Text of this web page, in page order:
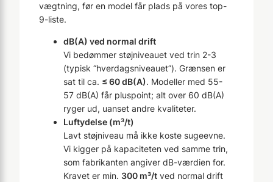
vægtning, før en model får plads på vores top-
9-liste.
dB(A) ved normal drift
Vi bedømmer støjniveauet ved trin 2-3
(typisk “hverdagsniveauet”). Grænsen er
sat til ca. ≤ 60 dB(A). Modeller med 55-
57 dB(A) får pluspoint; alt over 60 dB(A)
ryger ud, uanset andre kvaliteter.
Luftydelse (m³/t)
Lavt støjniveau må ikke koste sugeevne.
Vi kigger på kapaciteten ved samme trin,
som fabrikanten angiver dB-værdien for.
Kravet er min. 300 m³/t ved normal drift